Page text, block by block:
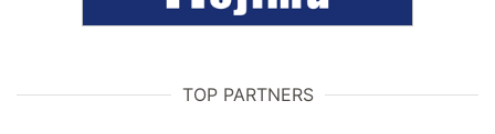
TOP PARTNERS